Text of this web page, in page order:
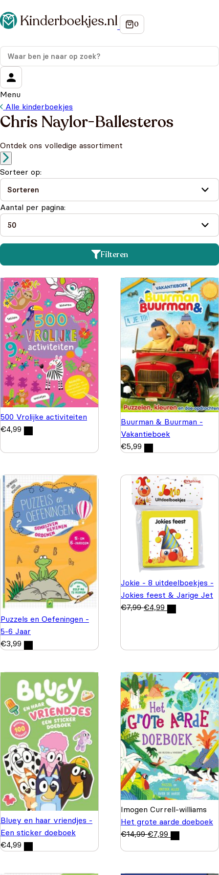
Menu
Alle kinderboekjes
Chris Naylor-Ballesteros
Ontdek ons volledige assortiment
Sorteer op:
Aantal per pagina:
Filteren
500 Vrolijke activiteiten
€4,99
Buurman & Buurman -
Vakantieboek
€5,99
Puzzels en Oefeningen -
5-6 Jaar
€3,99
Jokie - 8 uitdeelboekjes -
Jokies feest & Jarige Jet
€7,99 €4,99
Bluey en haar vriendjes -
Een sticker doeboek
€4,99
Imogen Currell-williams
Het grote aarde doeboek
€14,99 €7,99